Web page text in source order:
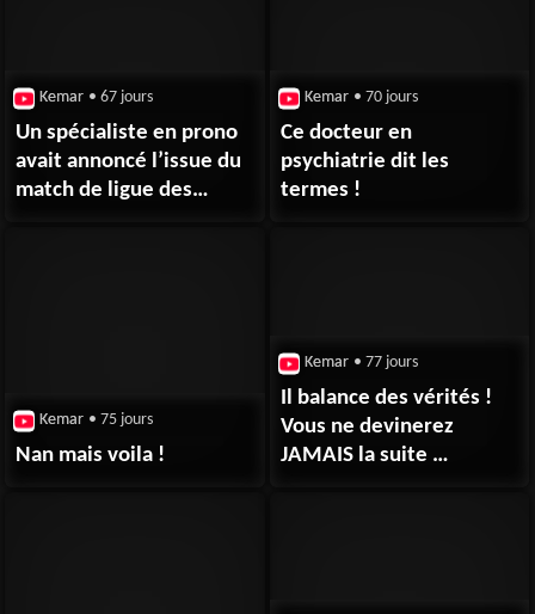
Kemar • 67 jours
Un spécialiste en prono
avait annoncé l’issue du
match de ligue des
Kemar • 70 jours
Ce docteur en
psychiatrie dit les
termes !
Kemar • 75 jours
Nan mais voila !
Kemar • 77 jours
Il balance des vérités !
Vous ne devinerez
JAMAIS la suite …